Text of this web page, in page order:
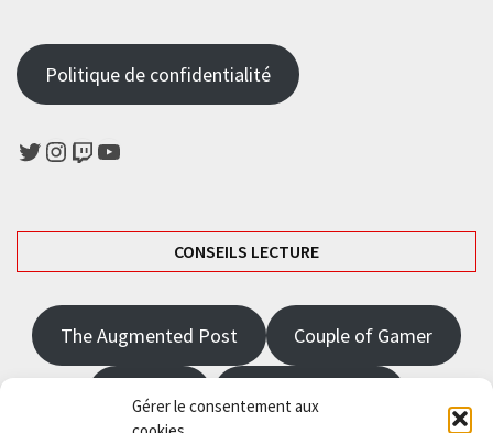
Gérer le consentement aux
l’article
Politique de confidentialité
Twitter
Instagram
TwitchYouTube
CONSEILS LECTURE
The Augmented Post Couple of Gamer
JRPGFR State of Gaming